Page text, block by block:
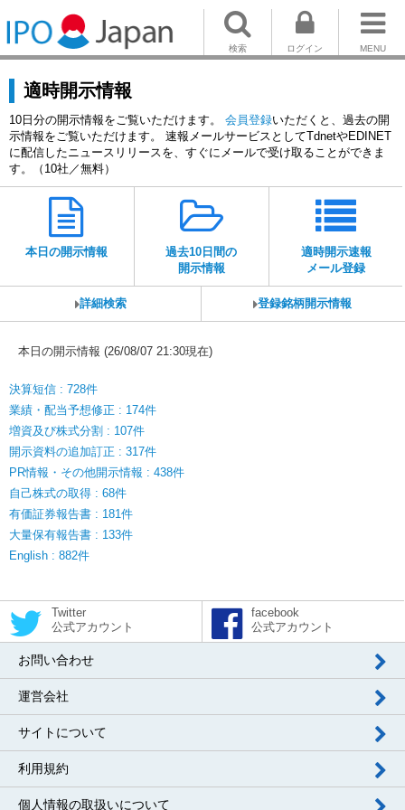
MENU
ログイン
検索
適時開示情報
10日分の開示情報をご覧いただけます。 会員登録いただくと、過去の開
示情報をご覧いただけます。 速報メールサービスとしてTdnetやEDINET
に配信したニュースリリースを、すぐにメールで受け取ることができま
す。（10社／無料）
本日の開示情報
過去10日間の
開示情報
適時開示速報
メール登録
詳細検索 登録銘柄開示情報
本日の開示情報 (26/08/07 21:30現在)
決算短信 : 728件
業績・配当予想修正 : 174件
増資及び株式分割 : 107件
開示資料の追加訂正 : 317件
PR情報・その他開示情報 : 438件
自己株式の取得 : 68件
有価証券報告書 : 181件
大量保有報告書 : 133件
English : 882件
Twitter
公式アカウント
facebook
公式アカウント
お問い合わせ
運営会社
サイトについて
利用規約
個人情報の取扱いについて